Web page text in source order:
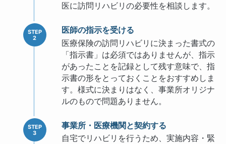
医に訪問リハビリの必要性を相談します。
医師の指示を受ける
医療保険の訪問リハビリに決まった書式の
「指示書」は必須ではありませんが、指示
があったことを記録として残す意味で、指
示書の形をとっておくことをおすすめしま
す。様式に決まりはなく、事業所オリジナ
ルのもので問題ありません。
事業所・医療機関と契約する
自宅でリハビリを行うため、実施内容・緊